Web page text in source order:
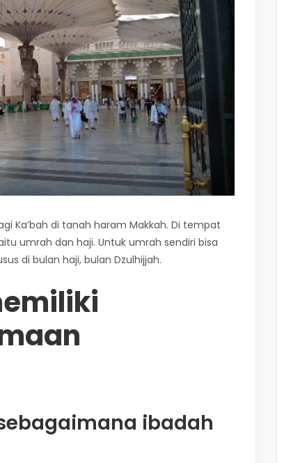
Ka’bah di tanah haram Makkah. Di tempat
umrah dan haji. Untuk umrah sendiri bisa
di bulan haji, bulan Dzulhijjah.
ibadah